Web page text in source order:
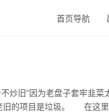
首页导航
旧”因为老盘子套牢韭菜
些旧项目铁树开花的